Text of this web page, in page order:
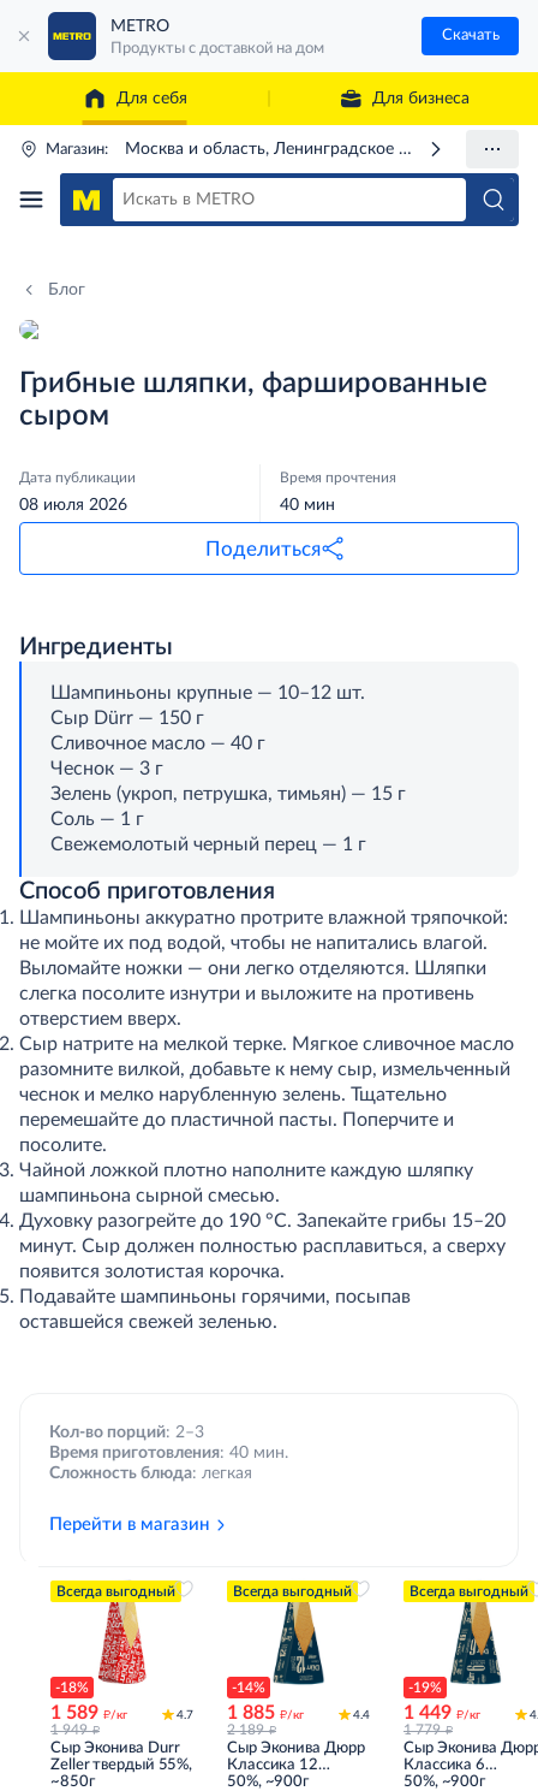
METRO
Продукты с доставкой на дом
Скачать
Для себя Для бизнеса
Магазин: Москва и область, Ленинградское ш., 71Г
Блог
Грибные шляпки, фаршированные
сыром
Дата публикации
08 июля 2026
Время прочтения
40 мин
Поделиться
Ингредиенты
Шампиньоны крупные — 10–12 шт.
Сыр Dürr — 150 г
Сливочное масло — 40 г
Чеснок — 3 г
Зелень (укроп, петрушка, тимьян) — 15 г
Соль — 1 г
Свежемолотый черный перец — 1 г
Способ приготовления
Шампиньоны аккуратно протрите влажной тряпочкой:
не мойте их под водой, чтобы не напитались влагой.
Выломайте ножки — они легко отделяются. Шляпки
слегка посолите изнутри и выложите на противень
отверстием вверх.
Сыр натрите на мелкой терке. Мягкое сливочное масло
разомните вилкой, добавьте к нему сыр, измельченный
чеснок и мелко нарубленную зелень. Тщательно
перемешайте до пластичной пасты. Поперчите и
посолите.
Чайной ложкой плотно наполните каждую шляпку
шампиньона сырной смесью.
Духовку разогрейте до 190 °C. Запекайте грибы 15–20
минут. Сыр должен полностью расплавиться, а сверху
появится золотистая корочка.
Подавайте шампиньоны горячими, посыпав
оставшейся свежей зеленью.
Кол-во порций: 2–3
Время приготовления: 40 мин.
Сложность блюда: легкая
Перейти в магазин
Всегда выгодный
-18%
1 589 д/кг
1 949 д
4.7
Сыр Эконива Durr
Zeller твердый 55%,
~850г
Всегда выгодный
-14%
1 885 д/кг
2 189 д
4.4
Сыр Эконива Дюрр
Классика 12
месяцев выдержки
50%, ~900г
Всегда выгодный
-19%
1 449 д/кг
1 779 д
Сыр Эконива
Классика 6
месяцев выдержки
50%, ~900г